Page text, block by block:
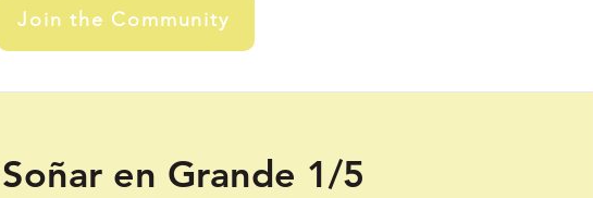
Join the Community
Soñar en Grande 1/5